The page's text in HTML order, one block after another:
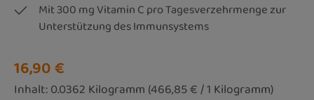
Mit 300 mg Vitamin C pro Tagesverzehrmenge zur
Unterstützung des Immunsystems
Regulärer Preis:
16,90 €
Inhalt:0.0362 Kilogramm (466,85 € / 1 Kilogramm)